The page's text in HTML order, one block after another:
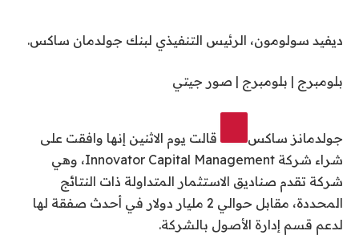
ديفيد سولومون، الرئيس التنفيذي لبنك جولدمان ساكس.
بلومبرج | بلومبرج | صور جيتي
جولدمانز ساكس
قالت يوم الاثنين إنها وافقت على
شراء شركة Innovator Capital Management، وهي
شركة تقدم صناديق الاستثمار المتداولة ذات النتائج
المحددة، مقابل حوالي 2 مليار دولار في أحدث صفقة لها
لدعم قسم إدارة الأصول بالشركة.